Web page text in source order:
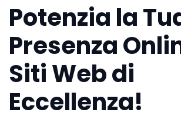
Potenzia la
Presenza
Siti Web di
Eccellenza!